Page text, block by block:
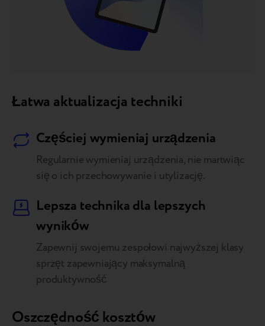
Łatwa aktualizacja techniki
Częściej wymieniaj urządzenia
Regularnie wymieniaj urządzenia, nie martwiąc
się o ich przechowywanie i utylizację.
Lepsza technika dla lepszych
wyników
Zapewnij swojemu zespołowi najwyższej klasy
sprzęt zapewniający maksymalną
produktywność
Oszczędność kosztów